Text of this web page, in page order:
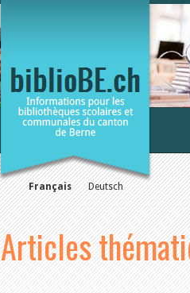
Français Deutsch
Articles